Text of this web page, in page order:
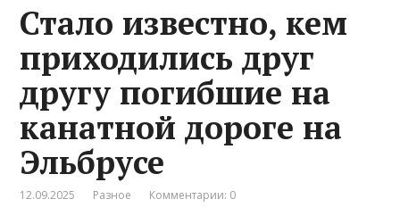
Стало известно, кем
приходились друг
другу погибшие на
канатной дороге на
Эльбрусе
12.09.2025 Разное Комментарии: 0